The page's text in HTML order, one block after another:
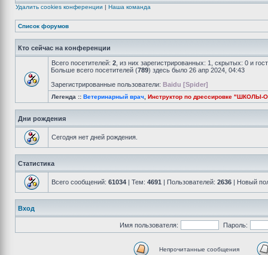
Удалить cookies конференции | Наша команда
Список форумов
Кто сейчас на конференции
Всего посетителей: 2 , из них зарегистрированных: 1, скрытых: 0 и
Больше всего посетителей (789) здесь было 26 апр 2024, 04:43
Зарегистрированные пользователи: Baidu [Spider]
Легенда :: Ветеринарный врач Инструктор по дрессировке "ШКОЛЫ-
Дни рождения
Сегодня нет дней рождения.
Статистика
Всего сообщений: 61034 | Тем: 4691 | Пользователей: 2636 | Новый
Вход
Имя пользователя: Пароль:
Непрочитанные сообщения